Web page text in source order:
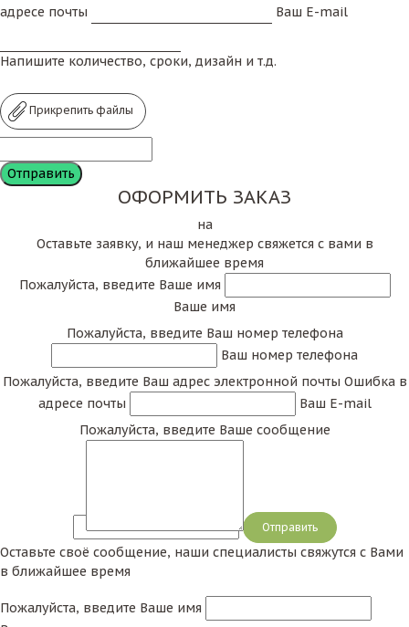
адресе почты
Ваш E-mail
Напишите количество, сроки, дизайн и т.д.
Прикрепить файлы
ОФОРМИТЬ ЗАКАЗ
на
Оставьте заявку, и наш менеджер свяжется с вами в
ближайшее время
Пожалуйста, введите Ваше имя
Ваше имя
Пожалуйста, введите Ваш номер телефона
Ваш номер телефона
Пожалуйста, введите Ваш адрес электронной почты Ошибка в
адресе почты
Ваш E-mail
Пожалуйста, введите Ваше сообщение
Сообщение
Оставьте своё сообщение, наши специалисты свяжутся с Вами
в ближайшее время
Пожалуйста, введите Ваше имя